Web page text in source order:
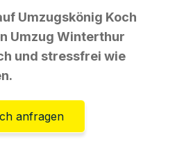
Umzugskönig Koch
Umzug Winterthur
und stressfrei wie
anfragen